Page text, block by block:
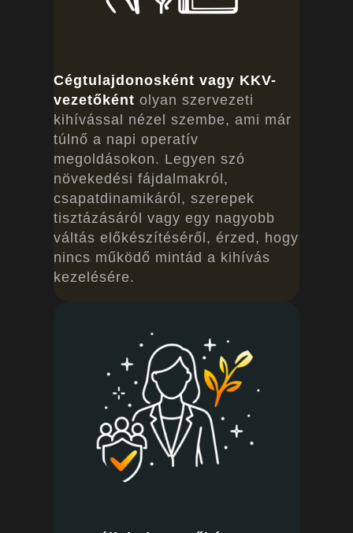
Cégtulajdonosként vagy KKV-
vezetőként olyan szervezeti
kihívással nézel szembe, ami már
túlnő a napi operatív
megoldásokon. Legyen szó
növekedési fájdalmakról,
csapatdinamikáról, szerepek
tisztázásáról vagy egy nagyobb
váltás előkészítéséről, érzed, hogy
nincs működő mintád a kihívás
kezelésére.